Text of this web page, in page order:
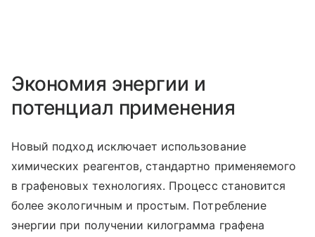
Экономия энергии и
потенциал применения
Новый подход исключает использование
химических реагентов, стандартно применяемого
в графеновых технологиях. Процесс становится
более экологичным и простым. Потребление
энергии при получении килограмма графена